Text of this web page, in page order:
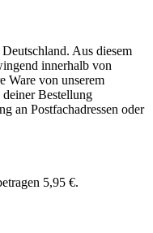
Aus diesem
innerhalb von
Ware von unserem
Bestellung
an Postfachadressen oder
5,95 €.